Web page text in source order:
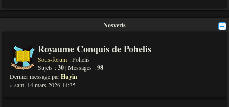
Nosveris
Royaume Conquis de Pohelis
Sous-forum :Pohelis
Sujets :30| Messages :98
Dernier message parHuyïn
« sam. 14 mars 2026 14:35